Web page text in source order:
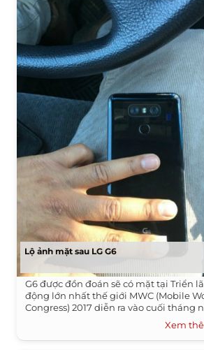
Lộ ảnh mặt sau LG G6
G6 được đồn đoán sẽ có mặt tại Triển
động lớn nhất thế giới MWC (Mobile
Congress) 2017 diễn ra vào cuối tháng
Xem